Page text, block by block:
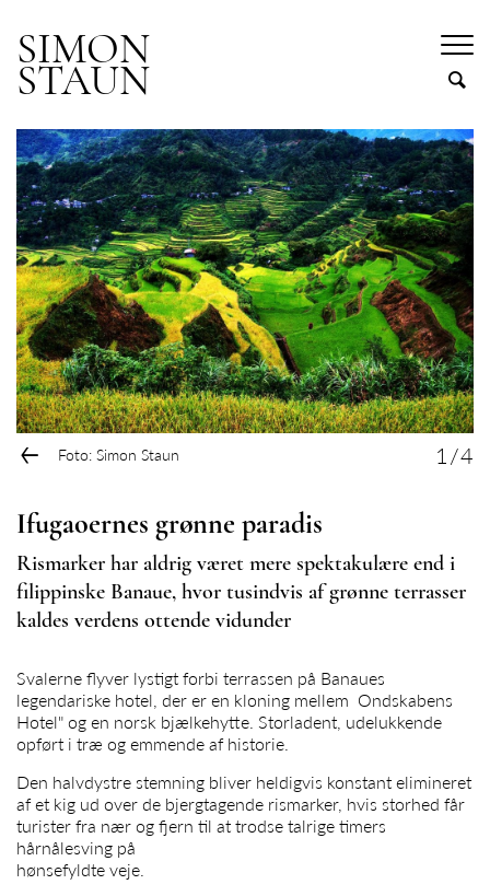
SIMON
STAUN
← Foto: Simon Staun 1 /4
Ifugaoernes grønne paradis
Rismarker har aldrig været mere spektakulære end i
filippinske Banaue, hvor tusindvis af grønne terrasser
kaldes verdens ottende vidunder
Svalerne flyver lystigt forbi terrassen på Banaues
legendariske hotel, der er en kloning mellem Ondskabens
Hotel" og en norsk bjælkehytte. Storladent, udelukkende
opført i træ og emmende af historie.
Den halvdystre stemning bliver heldigvis konstant elimineret
af et kig ud over de bjergtagende rismarker, hvis storhed får
turister fra nær og fjern til at trodse talrige timers
hårnålesving på
hønsefyldte veje.